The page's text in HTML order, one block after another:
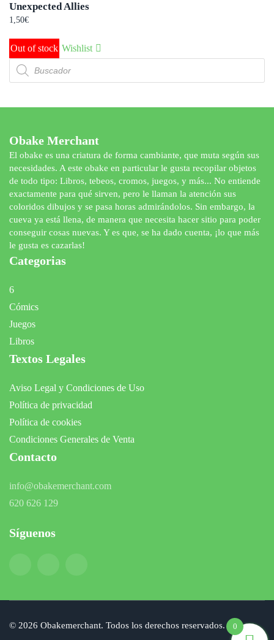
Unexpected Allies
1,50€
Out of stock Wishlist
Búsqueda
de
productos
Obake Merchant
El obake es una criatura de forma cambiante, que muta según sus
necesidades. A este obake en particular le gusta recopilar objetos
de todo tipo: Libros, tebeos, cromos, juegos, y más... No entiende
exactamente para qué sirven, pero le llaman la atención sus
coloridos dibujos y se pasa horas admirándolos. Sin embargo, la
cueva ya está llena, de manera que necesita hacer sitio para poder
conseguir cosas nuevas. Y es que, se ha dado cuenta, ¡lo que más
le gusta es cazarlas!
Categorias
6
Cómics
Juegos
Libros
Textos Legales
Aviso Legal y Condiciones de Uso
Política de privacidad
Política de cookies
Condiciones Generales de Venta
Contacto
info@obakemerchant.com
620 626 129
Síguenos
© 2026 Obakemerchant. Todos los derechos reservados. 0